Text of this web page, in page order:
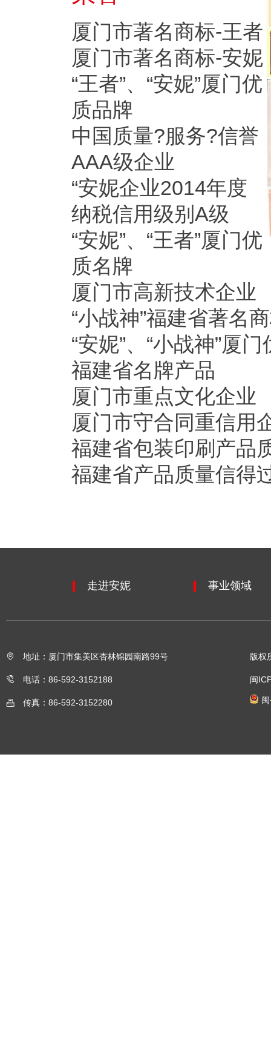
厦门市著名商标-王者
厦门市著名商标-安妮
“王者”、“安妮”厦门优
质品牌
中国质量?服务?信誉
AAA级企业
“安妮企业2014年度
纳税信用级别A级
“安妮”、“王者”厦门优
质名牌
厦门市高新技术企业
“小战神”福建省著名
“安妮”、“小战神”厦
福建省名牌产品
厦门市重点文化企业
厦门市守合同重信用
福建省包装印刷产品
福建省产品质量信得
走进安妮 事业领域
地址：厦门市集美区杏林锦园南路99号
电话：86-592-3152188
传真：86-592-3152280
版权
闽